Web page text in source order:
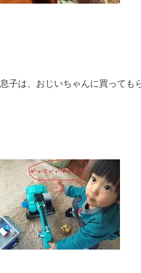
息子は、おじいちゃんに買っても